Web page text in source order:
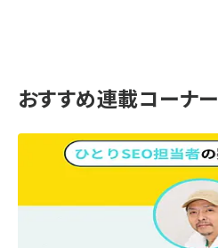
おすすめ連載コーナー